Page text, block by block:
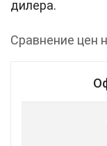
дилера.
Сравнение цен